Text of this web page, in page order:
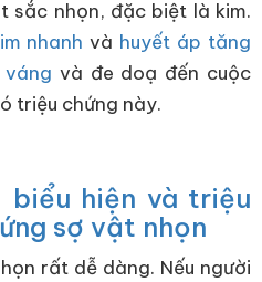
sắc nhọn, đặc biệt là kim.
nhanh và huyết áp tăng
và đe doạ đến cuộc
triệu chứng này.
biểu hiện và triệu
sợ vật nhọn
rất dễ dàng. Nếu người